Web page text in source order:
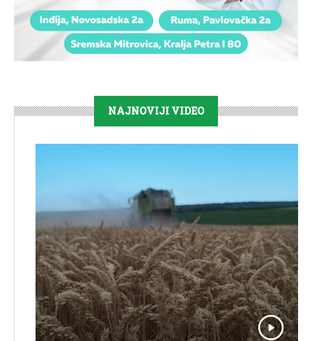
NAJNOVIJI VIDEO